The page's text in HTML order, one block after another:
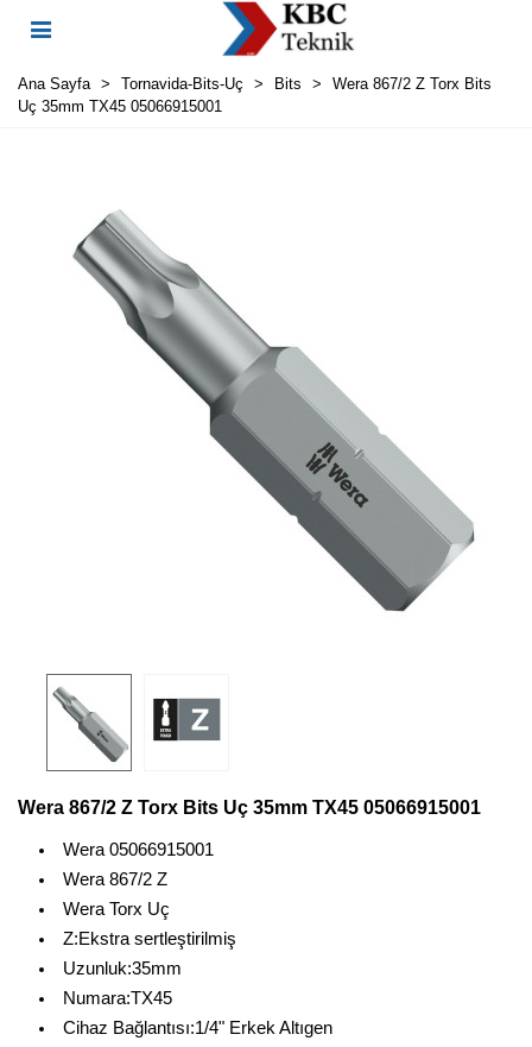
Ana Sayfa > Tornavida-Bits-Uç > Bits >
Wera 867/2 Z Torx Bits
Uç 35mm TX45 05066915001
Wera 867/2 Z Torx Bits Uç 35mm TX45 05066915001
Wera 05066915001
Wera 867/2 Z
Wera Torx Uç
Z:Ekstra sertleştirilmiş
Uzunluk:35mm
Numara:TX45
Cihaz Bağlantısı:1/4" Erkek Altıgen